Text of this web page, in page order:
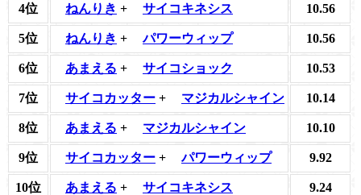
4位 ねんりき + サイコキネシス 10.56
5位 ねんりき + パワーウィップ 10.56
6位 あまえる + サイコショック 10.53
7位 サイコカッター + マジカルシャイン 10.14
8位 あまえる + マジカルシャイン 10.10
9位 サイコカッター + パワーウィップ 9.92
10位 あまえる + サイコキネシス 9.24